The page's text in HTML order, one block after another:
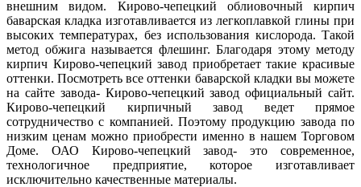
внешним видом. Кирово-чепецкий облиовочный кирпич
баварская кладка изготавливается из легкоплавкой глины при
высоких температурах, без использования кислорода. Такой
метод обжига называется флешинг. Благодаря этому методу
кирпич Кирово-чепецкий завод приобретает такие красивые
оттенки. Посмотреть все оттенки баварской кладки вы можете
на сайте завода- Кирово-чепецкий завод официальный сайт.
Кирово-чепецкий кирпичный завод ведет прямое
сотрудничество с компанией. Поэтому продукцию завода по
низким ценам можно приобрести именно в нашем Торговом
Доме. ОАО Кирово-чепецкий завод- это современное,
технологичное предприятие, которое изготавливает
исключительно качественные материалы.